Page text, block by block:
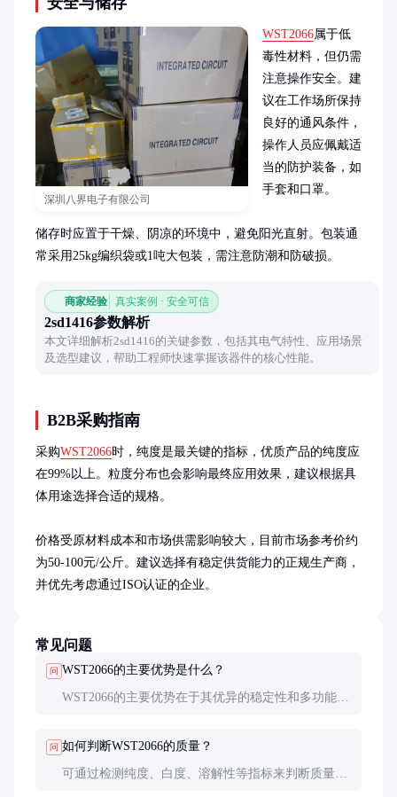
深圳八界电子有限公司
WST2066属于低
毒性材料，但仍需
注意操作安全。建
议在工作场所保持
良好的通风条件，
操作人员应佩戴适
当的防护装备，如
手套和口罩。
储存时应置于干燥、阴凉的环境中，避免阳光直射。包装通
常采用25kg编织袋或1吨大包装，需注意防潮和防破损。
商家经验 真实案例 · 安全可信
2sd1416参数解析
本文详细解析2sd1416的关键参数，包括其电气特性、应用场景
及选型建议，帮助工程师快速掌握该器件的核心性能。
B2B采购指南
采购WST2066时，纯度是最关键的指标，优质产品的纯度应
在99%以上。粒度分布也会影响最终应用效果，建议根据具
体用途选择合适的规格。
价格受原材料成本和市场供需影响较大，目前市场参考价约
为50-100元/公斤。建议选择有稳定供货能力的正规生产商，
并优先考虑通过ISO认证的企业。
常见问题
问 WST2066的主要优势是什么？
WST2066的主要优势在于其优异的稳定性和多功能
问 如何判断WST2066的质量？
可通过检测纯度、白度、溶解性等指标来判断质量。